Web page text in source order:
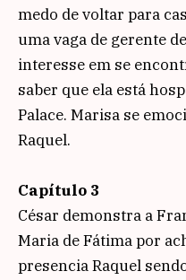
medo de voltar para
uma vaga de gerente
interesse em se
saber que ela está
Palace. Marisa se
Raquel.
Capítulo 3
César demonstra a
Maria de Fátima por
presencia Raquel